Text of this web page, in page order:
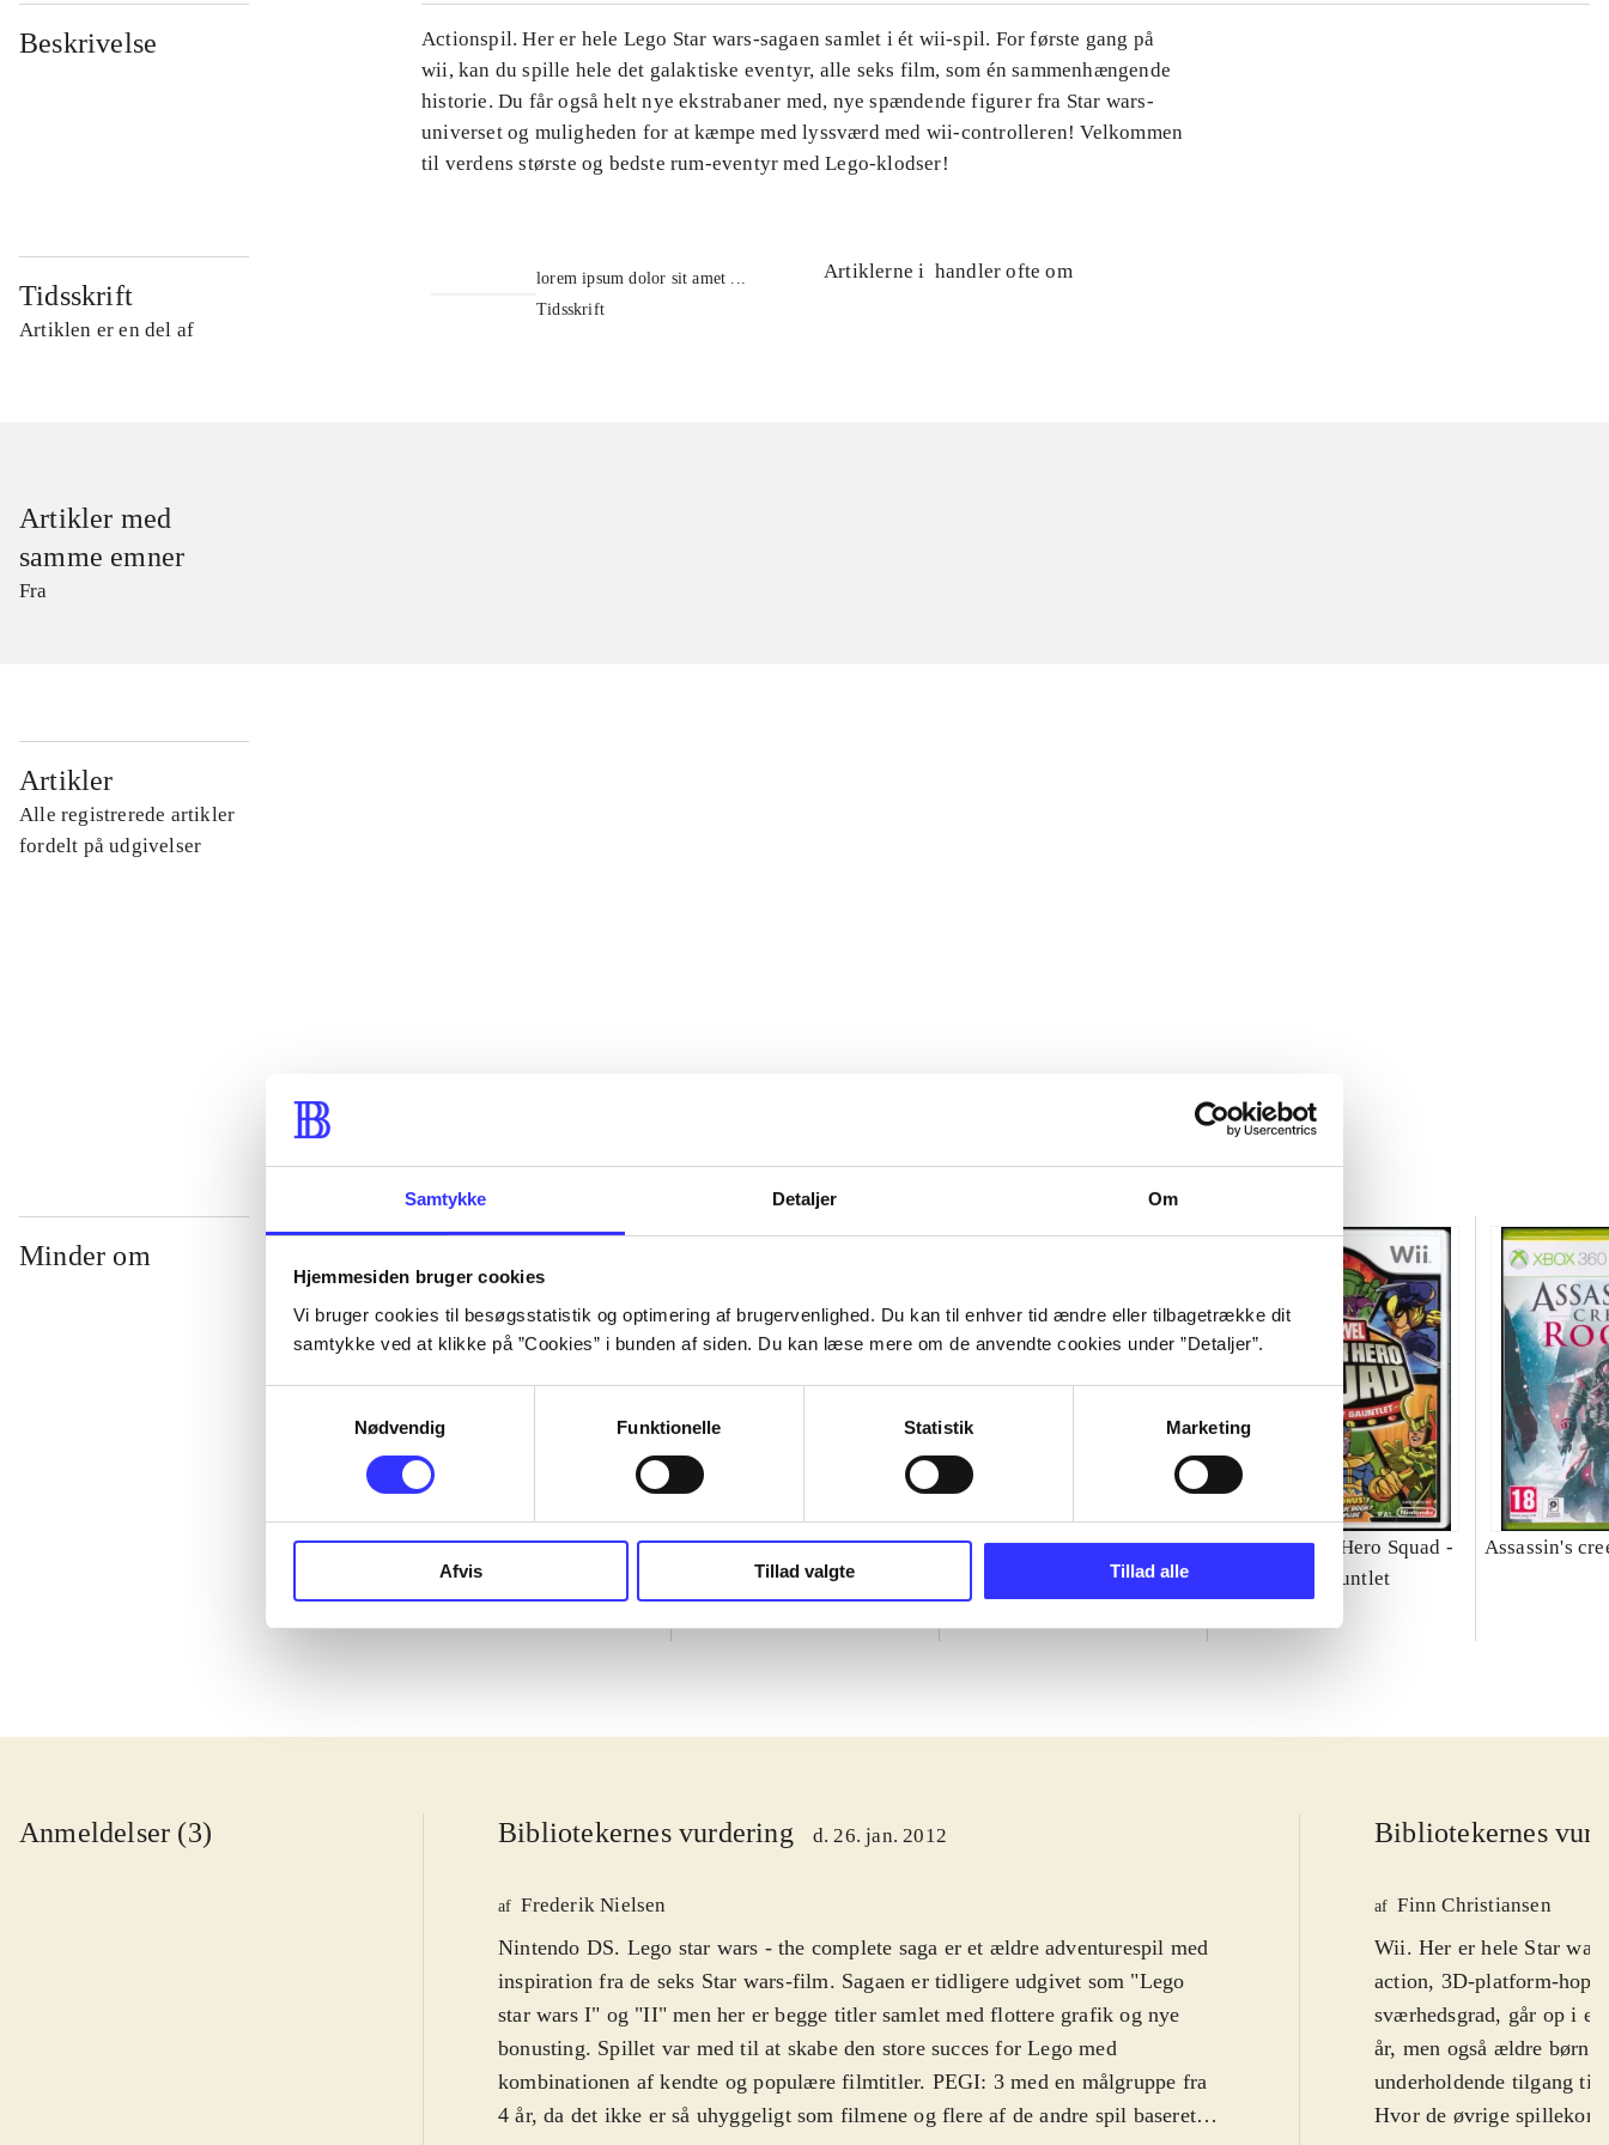
Samtykke Detaljer Om
Hjemmesiden bruger cookies
Vi bruger cookies til besøgsstatistik og optimering af brugervenlighed. Du kan til enhver tid ændre eller tilbagetrække dit
samtykke ved at klikke på ”Cookies” i bunden af siden. Du kan læse mere om de anvendte cookies under ”Detaljer”.
Nødvendig
Funktionelle Statistik Marketing
Afvis Tillad valgte Tillad alle
Beskrivelse
Actionspil. Her er hele Lego Star wars-sagaen samlet i ét wii-spil. For første gang på
wii, kan du spille hele det galaktiske eventyr, alle seks film, som én sammenhængende
historie. Du får også helt nye ekstrabaner med, nye spændende figurer fra Star wars-
universet og muligheden for at kæmpe med lyssværd med wii-controlleren! Velkommen
til verdens største og bedste rum-eventyr med Lego-klodser!
Tidsskrift
Artiklen er en del af
lorem ipsum dolor sit amet ...
Tidsskrift
Artiklerne i handler ofte om
Artikler med
samme emner
Fra
Artikler
Alle registrerede artikler
fordelt på udgivelser
Minder om
Lego star wars III : the
clone wars
Lego Batman 3 - beyond
Lego Batman 2 - DC super
Marvel Super Hero Squad -
the infinity gauntlet
Assassin's
Anmeldelser (3) Bibliotekernes vurdering d. 26. jan. 2012
af Frederik Nielsen
Nintendo DS. Lego star wars - the complete saga er et ældre adventurespil med
inspiration fra de seks Star wars-film. Sagaen er tidligere udgivet som "Lego
star wars I" og "II" men her er begge titler samlet med flottere grafik og nye
bonusting. Spillet var med til at skabe den store succes for Lego med
kombinationen af kendte og populære filmtitler. PEGI: 3 med en målgruppe fra
4 år, da det ikke er så uhyggeligt som filmene og flere af de andre spil baseret
Bibliotekernes
af Finn Christiansen
Wii. Her er hele Star
action, 3D-platform-
sværhedsgrad, går op i
år, men også ældre
underholdende tilgang
Hvor de øvrige